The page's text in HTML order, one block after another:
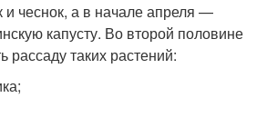
чеснок, а в начале апреля —
капусту. Во второй половине
таких растений: